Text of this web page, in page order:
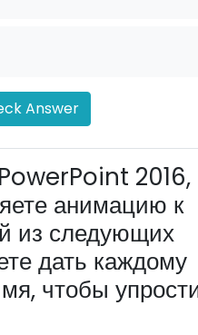
Answer
2016,
анимацию к
из следующих
дать каждому
чтобы